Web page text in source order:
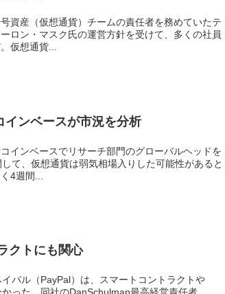
資産（仮想通貨）チームの責任者を務めていたテ
ロン・マスク氏の運営方針を受けて、多くの社員
仮想通貨...
インベースが市況を分析
インベースでリサーチ部門のグローバルヘッドを
て、仮想通貨は弱気相場入りした可能性があると
4週間...
クトにも関心
パル（PayPal）は、スマートコントラクトや